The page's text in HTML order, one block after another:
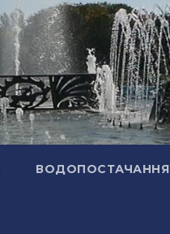
ВОДОПОСТАЧАННЯ